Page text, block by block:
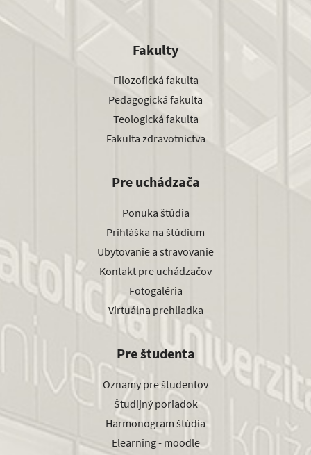
Fakulty
Filozofická fakulta
Pedagogická fakulta
Teologická fakulta
Fakulta zdravotníctva
Pre uchádzača
Ponuka štúdia
Prihláška na štúdium
Ubytovanie a stravovanie
Kontakt pre uchádzačov
Fotogaléria
Virtuálna prehliadka
Pre študenta
Oznamy pre študentov
Študijný poriadok
Harmonogram štúdia
Elearning - moodle